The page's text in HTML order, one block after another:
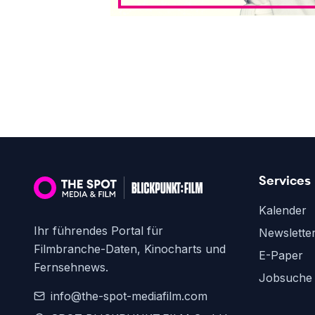
Ihr führendes Portal für
Filmbranche-Daten, Kinocharts und
Fernsehnews.
info@the-spot-mediafilm.com
Services
Kalender
E-Paper
Jobsuche